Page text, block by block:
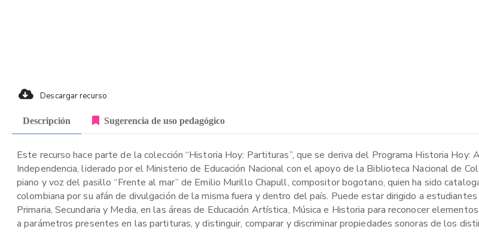
Descargar recurso
Descripción Sugerencia de uso pedagógico
Este recurso hace parte de la colección “Historia Hoy: Partituras”, que se deriva del Programa Historia Hoy:
Independencia, liderado por el Ministerio de Educación Nacional con el apoyo de la Biblioteca Nacional de
piano y voz del pasillo “Frente al mar” de Emilio Murillo Chapull, compositor bogotano, quien ha sido
colombiana por su afán de divulgación de la misma fuera y dentro del país. Puede estar dirigido a
Primaria, Secundaria y Media, en las áreas de Educación Artística, Música e Historia para reconocer
a parámetros presentes en las partituras, y distinguir, comparar y discriminar propiedades sonoras de los